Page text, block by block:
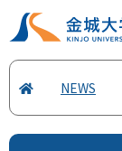
NEWS